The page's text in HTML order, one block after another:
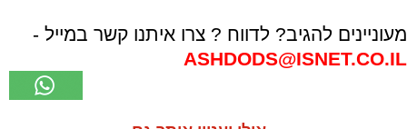
מעוניינים להגיב? לדווח ? צרו איתנו קשר במייל -
ASHDODS@ISNET.CO.IL